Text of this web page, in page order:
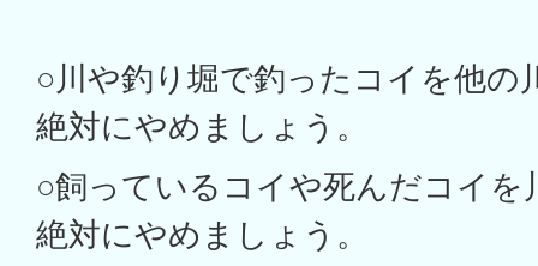
○川や釣り堀で釣ったコイを他の
絶対にやめましょう。
○飼っているコイや死んだコイを
絶対にやめましょう。